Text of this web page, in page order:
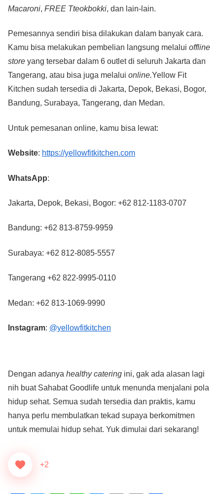
Macaroni, FREE Tteokbokki, dan lain-lain.
Pemesannya sendiri bisa dilakukan dalam banyak cara.
Kamu bisa melakukan pembelian langsung melalui offline
store yang tersebar dalam 6 outlet di seluruh Jakarta dan
Tangerang, atau bisa juga melalui online.Yellow Fit
Kitchen sudah tersedia di Jakarta, Depok, Bekasi, Bogor,
Bandung, Surabaya, Tangerang, dan Medan.
Untuk pemesanan online, kamu bisa lewat:
Website: https://yellowfitkitchen.com
WhatsApp:
Jakarta, Depok, Bekasi, Bogor: +62 812-1183-0707
Bandung: +62 813-8759-9959
Surabaya: +62 812-8085-5557
Tangerang +62 822-9995-0110
Medan: +62 813-1069-9990
Instagram: @yellowfitkitchen
Dengan adanya healthy catering ini, gak ada alasan lagi
nih buat Sahabat Goodlife untuk menunda menjalani pola
hidup sehat. Semua sudah tersedia dan praktis, kamu
hanya perlu membulatkan tekad supaya berkomitmen
untuk memulai hidup sehat. Yuk dimulai dari sekarang!
+2